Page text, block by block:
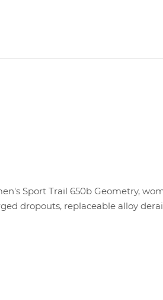
Sport Trail 650b Geometry,
dropouts, replaceable alloy